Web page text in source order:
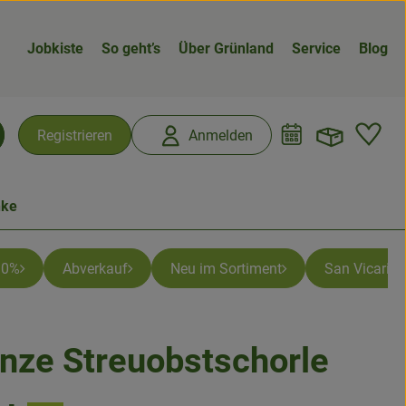
Jobkiste So geht’s Über Grünland Service Blog
Registrieren Anmelden
Abverkauf Neu im Sortiment San Vicario
Streuobstschorle